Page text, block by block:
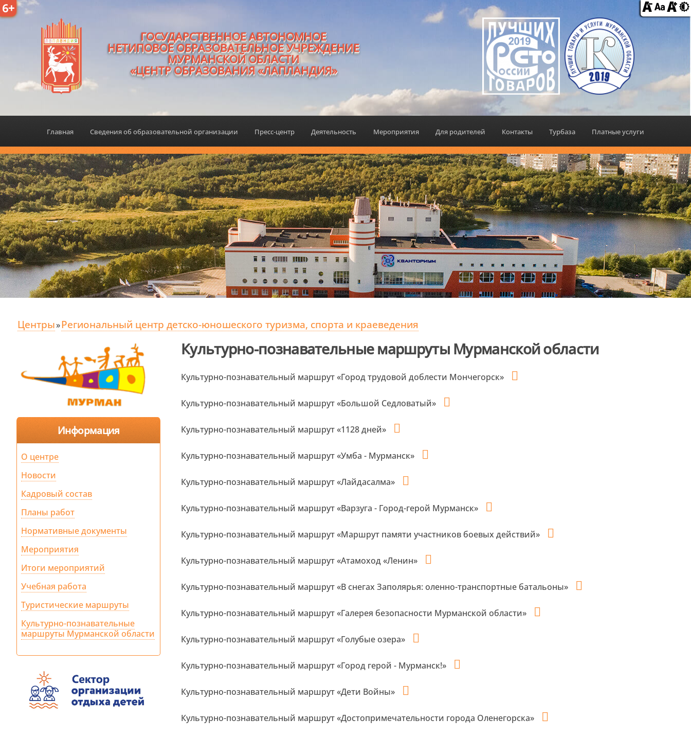
6+
ГОСУДАРСТВЕННОЕ АВТОНОМНОЕ
НЕТИПОВОЕ ОБРАЗОВАТЕЛЬНОЕ УЧРЕЖДЕНИЕ
МУРМАНСКОЙ ОБЛАСТИ
«ЦЕНТР ОБРАЗОВАНИЯ «ЛАПЛАНДИЯ»
Главная Сведения об образовательной организации Пресс-центр Деятельность Мероприятия Для родителей Контакты Турбаза Платные услуги
Центры»Региональный центр детско-юношеского туризма, спорта и краеведения
Информация
О центре
Новости
Кадровый состав
Планы работ
Нормативные документы
Мероприятия
Итоги мероприятий
Учебная работа
Туристические маршруты
Культурно-познавательные
маршруты Мурманской области
Культурно-познавательные маршруты Мурманской области
Культурно-познавательный маршрут «Город трудовой доблести Мончегорск»
Культурно-познавательный маршрут «Большой Седловатый»
Культурно-познавательный маршрут «1128 дней»
Культурно-познавательный маршрут «Умба - Мурманск»
Культурно-познавательный маршрут «Лайдасалма»
Культурно-познавательный маршрут «Варзуга - Город-герой Мурманск»
Культурно-познавательный маршрут «Маршрут памяти участников боевых действий»
Культурно-познавательный маршрут «Атамоход «Ленин»
Культурно-познавательный маршрут «В снегах Заполярья: оленно-транспортные батальоны»
Культурно-познавательный маршрут «Галерея безопасности Мурманской области»
Культурно-познавательный маршрут «Голубые озера»
Культурно-познавательный маршрут «Город герой - Мурманск!»
Культурно-познавательный маршрут «Дети Войны»
Культурно-познавательный маршрут «Достопримечательности города Оленегорска»